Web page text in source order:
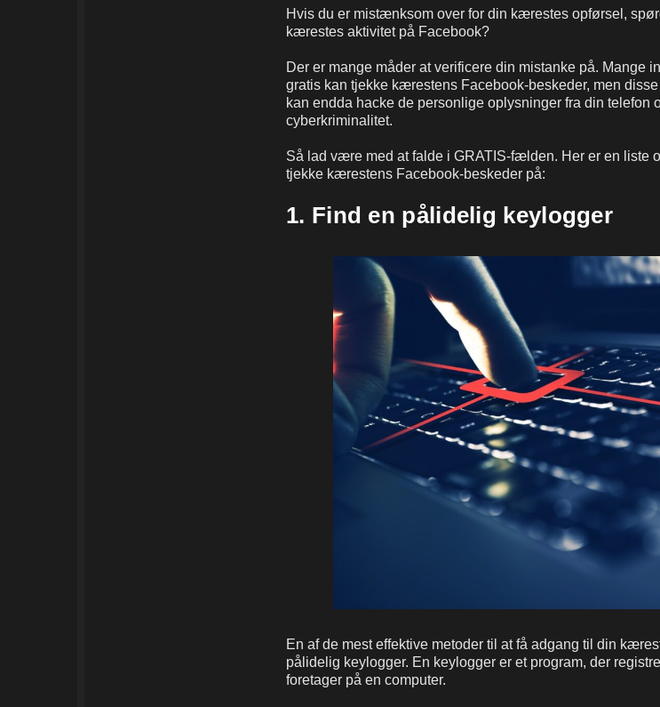
Hvis du er mistænksom over for din kærestes opførsel,
kærestes aktivitet på Facebook?
Der er mange måder at verificere din mistanke på. Mange
gratis kan tjekke kærestens Facebook-beskeder, men
kan endda hacke de personlige oplysninger fra din telefon
cyberkriminalitet.
Så lad være med at falde i GRATIS-fælden. Her er en liste
tjekke kærestens Facebook-beskeder på:
1. Find en pålidelig keylogger
En af de mest effektive metoder til at få adgang til din
pålidelig keylogger. En keylogger er et program, der
foretager på en computer.